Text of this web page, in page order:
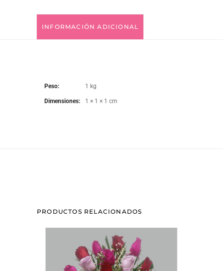
INFORMACIÓN ADICIONAL
Peso 1 kg
Dimensiones 1 × 1 × 1 cm
PRODUCTOS RELACIONADOS